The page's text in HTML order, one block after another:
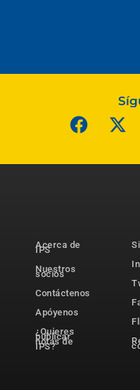
Acerca de
IPS
Nuestros
socios
Contáctenos
Apóyenos
¿Quieres
publicar
notas de
IPS?